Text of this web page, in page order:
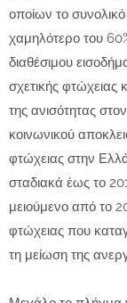
οποίων το συνολικό
χαμηλότερο του
διαθέσιμου
σχετικής φτώχειας
της ανισότητας
κοινωνικού
φτώχειας στην
σταδιακά έως το
μειούμενο από το
φτώχειας που
τη μείωση της